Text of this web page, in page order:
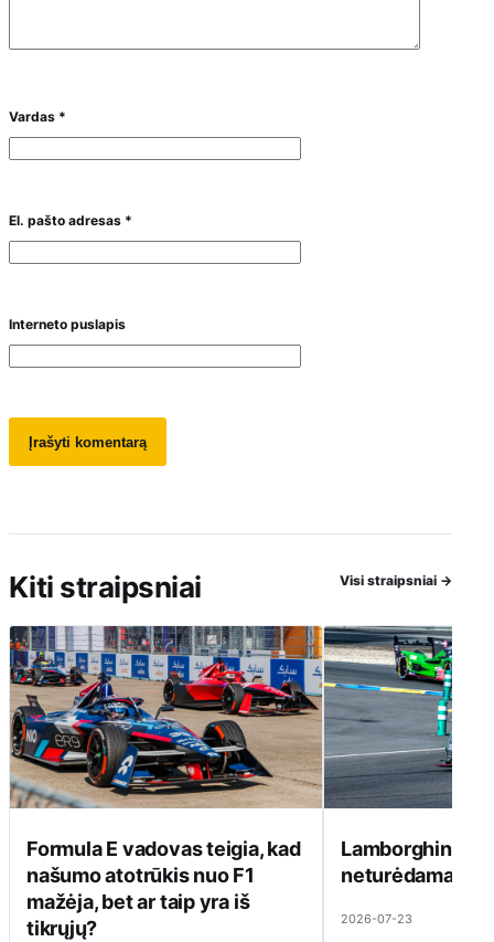
Vardas *
El. pašto adresas *
Interneto puslapis
Kiti straipsniai Visi straipsniai →
Formula E vadovas teigia, kad
našumo atotrūkis nuo F1
mažėja, bet ar taip yra iš
tikrųjų?
Lamborghini
neturėdama ką
2026-07-23